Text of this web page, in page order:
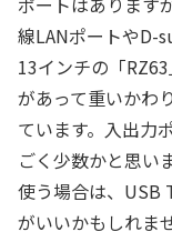
線LANポートやD-
13インチの「
があって重いかわ
ています。入出力
ごく少数かと思い
使う場合は、USB
がいいかもしれま